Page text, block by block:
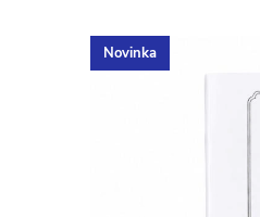
Novinka